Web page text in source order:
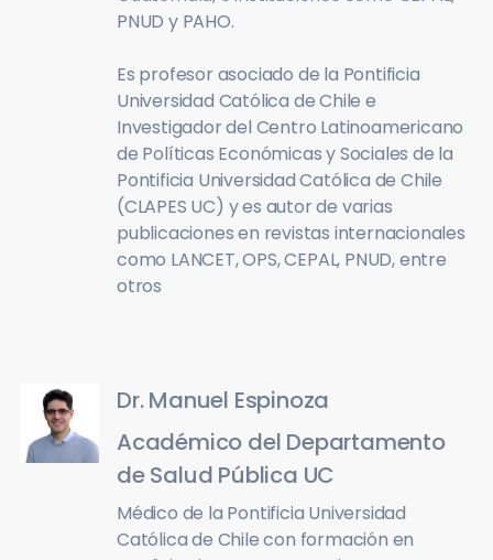
PNUD y PAHO.
Es profesor asociado de la Pontificia
Universidad Católica de Chile e
Investigador del Centro Latinoamericano
de Políticas Económicas y Sociales de la
Pontificia Universidad Católica de Chile
(CLAPES UC) y es autor de varias
publicaciones en revistas internacionales
como LANCET, OPS, CEPAL, PNUD, entre
otros
Dr. Manuel Espinoza
Académico del Departamento
de Salud Pública UC
Médico de la Pontificia Universidad
Católica de Chile con formación en